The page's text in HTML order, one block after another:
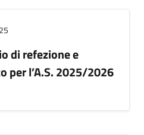
di refezione e
per l’A.S. 2025/2026